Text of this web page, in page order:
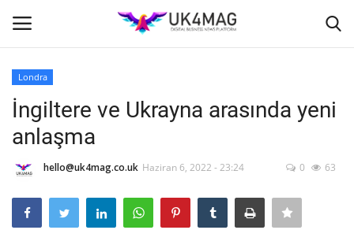
Ana Sayfa
İş Platformu
TVNET
Londra
İngiltere ve Ukrayna arasında yeni
anlaşma
hello@uk4mag.co.uk Haziran 6, 2022 - 23:24 0 63